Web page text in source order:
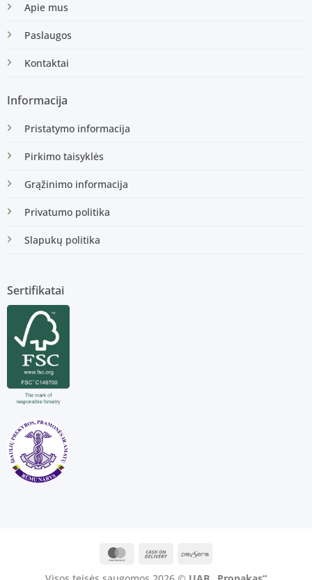
Apie mus
Paslaugos
Kontaktai
Informacija
Pristatymo informacija
Pirkimo taisyklės
Grąžinimo informacija
Privatumo politika
Slapukų politika
Sertifikatai
MasterCardCash
Paysera